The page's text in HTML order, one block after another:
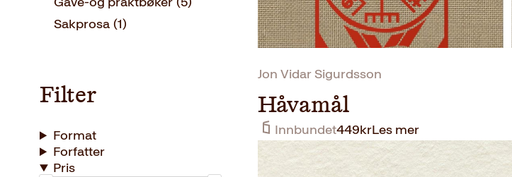
Sakprosa (1)
Filter
Format
Forfatter
Pris
Jon Vidar Sigurdsson
Håvamål
Innbundet449krLes mer